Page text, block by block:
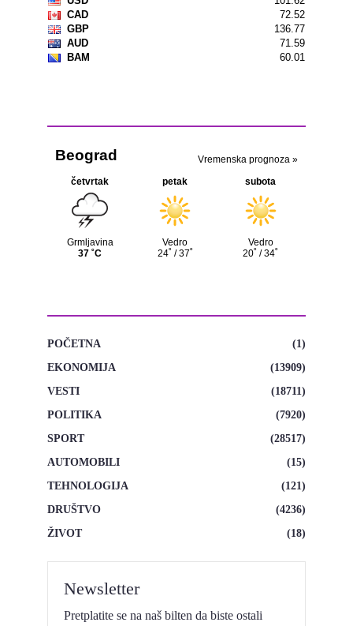
POČETNA
(1)
EKONOMIJA
(13909)
VESTI
(18711)
POLITIKA
(7920)
SPORT
(28517)
AUTOMOBILI
(15)
TEHNOLOGIJA
(121)
DRUŠTVO
(4236)
ŽIVOT
(18)
Newsletter
Pretplatite se na naš bilten da biste ostali